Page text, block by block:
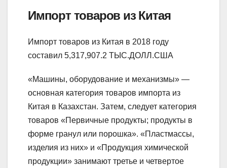
Импорт товаров из Китая
Импорт товаров из Китая в 2018 году
составил 5,317,907.2 ТЫС.ДОЛЛ.США
«Машины, оборудование и механизмы» —
основная категория товаров импорта из
Китая в Казахстан. Затем, следует категория
товаров «Первичные продукты; продукты в
форме гранул или порошка». «Пластмассы,
изделия из них» и «Продукция химической
продукции» занимают третье и четвертое